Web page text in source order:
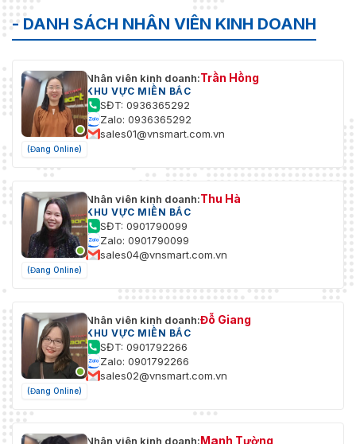
- DANH SÁCH NHÂN VIÊN KINH DOANH
(Đang Online)
Nhân viên kinh doanh:Trần Hồng
KHU VỰC MIỀN BẮC
SĐT: 0936365292
Zalo: 0936365292
sales01@vnsmart.com.vn
(Đang Online)
Nhân viên kinh doanh:Thu Hà
KHU VỰC MIỀN BẮC
SĐT: 0901790099
Zalo: 0901790099
sales04@vnsmart.com.vn
(Đang Online)
Nhân viên kinh doanh:Đỗ Giang
KHU VỰC MIỀN BẮC
SĐT: 0901792266
Zalo: 0901792266
sales02@vnsmart.com.vn
Nhân viên kinh doanh:Mạnh Tường